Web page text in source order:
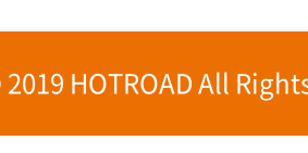
HOTROAD All